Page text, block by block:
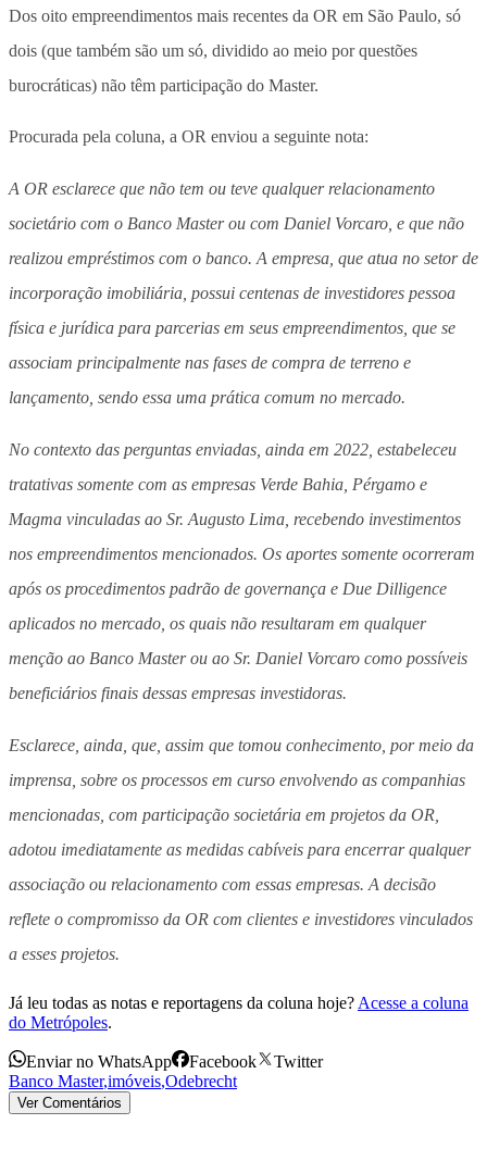
Dos oito empreendimentos mais recentes da OR em São Paulo, só
dois (que também são um só, dividido ao meio por questões
burocráticas) não têm participação do Master.
Procurada pela coluna, a OR enviou a seguinte nota:
A OR esclarece que não tem ou teve qualquer relacionamento
societário com o Banco Master ou com Daniel Vorcaro, e que não
realizou empréstimos com o banco. A empresa, que atua no setor de
incorporação imobiliária, possui centenas de investidores pessoa
física e jurídica para parcerias em seus empreendimentos, que se
associam principalmente nas fases de compra de terreno e
lançamento, sendo essa uma prática comum no mercado.
No contexto das perguntas enviadas, ainda em 2022, estabeleceu
tratativas somente com as empresas Verde Bahia, Pérgamo e
Magma vinculadas ao Sr. Augusto Lima, recebendo investimentos
nos empreendimentos mencionados. Os aportes somente ocorreram
após os procedimentos padrão de governança e Due Dilligence
aplicados no mercado, os quais não resultaram em qualquer
menção ao Banco Master ou ao Sr. Daniel Vorcaro como possíveis
beneficiários finais dessas empresas investidoras.
Esclarece, ainda, que, assim que tomou conhecimento, por meio da
imprensa, sobre os processos em curso envolvendo as companhias
mencionadas, com participação societária em projetos da OR,
adotou imediatamente as medidas cabíveis para encerrar qualquer
associação ou relacionamento com essas empresas. A decisão
reflete o compromisso da OR com clientes e investidores vinculados
a esses projetos.
Já leu todas as notas e reportagens da coluna hoje? Acesse a coluna
do Metrópoles.
Enviar no WhatsApp Facebook
Twitter
Banco Master,imóveis,Odebrecht
Ver Comentários